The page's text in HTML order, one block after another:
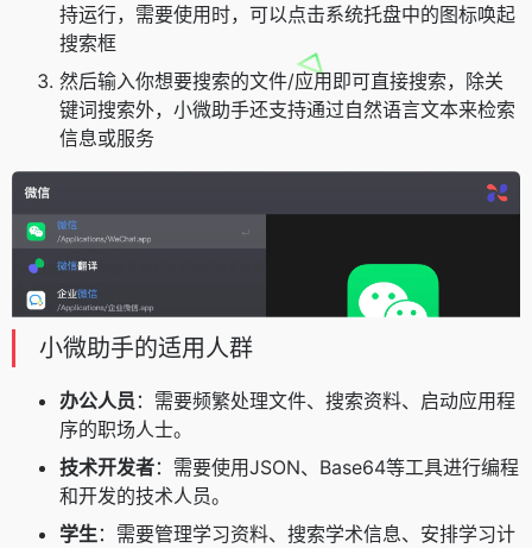
持运行，需要使用时，可以点击系统托盘中的图标唤起
搜索框
然后输入你想要搜索的文件/应用即可直接搜索，除关
键词搜索外，小微助手还支持通过自然语言文本来检索
信息或服务
小微助手的适用人群
办公人员 ：需要频繁处理文件、搜索资料、启动应用程
序的职场人士。
技术开发者：需要使用JSON、Base64等工具进行编程
和开发的技术人员。
学生：需要管理学习资料、搜索学术信息、安排学习计